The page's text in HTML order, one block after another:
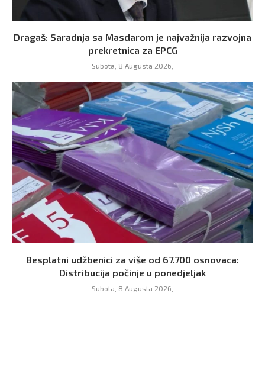
Dragaš: Saradnja sa Masdarom je najvažnija razvojna
prekretnica za EPCG
Subota, 8 Augusta 2026,
Besplatni udžbenici za više od 67.700 osnovaca:
Distribucija počinje u ponedjeljak
Subota, 8 Augusta 2026,